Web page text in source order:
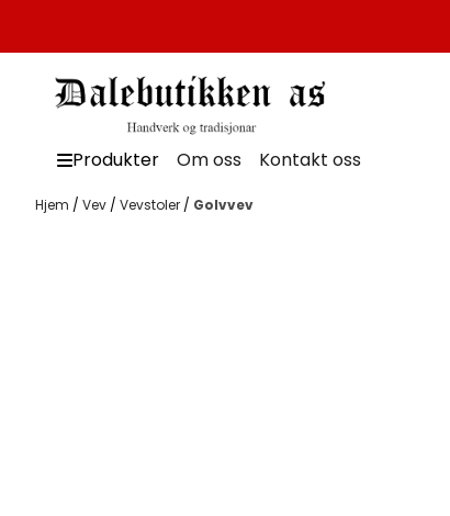
Produkter Om oss Kontakt oss
Hjem / Vev / Vevstoler / Golvvev